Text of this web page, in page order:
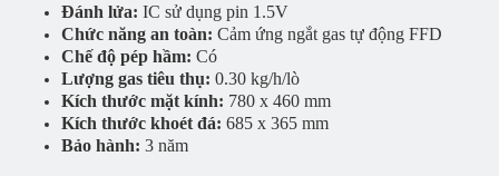
Đánh lửa: IC sử dụng pin 1.5V
Chức năng an toàn: Cảm ứng ngắt gas tự động FFD
Chế độ pép hầm: Có
Lượng gas tiêu thụ: 0.30 kg/h/lò
Kích thước mặt kính: 780 x 460 mm
Kích thước khoét đá: 685 x 365 mm
Bảo hành: 3 năm